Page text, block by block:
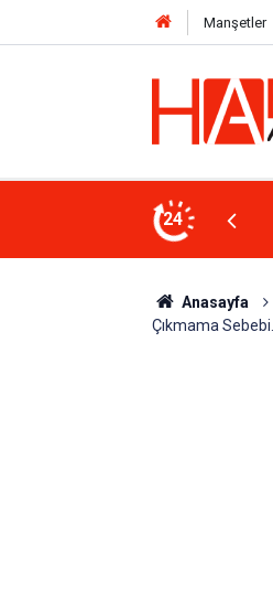
Manşetler
24
2026! Bayram Primi, Erzak
Anasayfa
Çıkmama Sebebi…